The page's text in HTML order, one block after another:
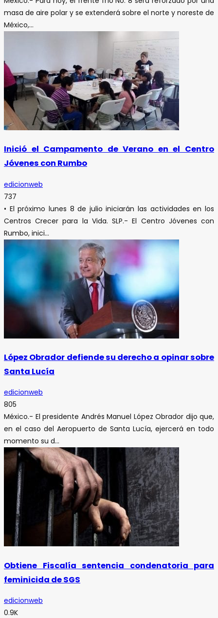
masa de aire polar y se extenderá sobre el norte y noreste de
México,...
Inició el Campamento de Verano en el Centro
Jóvenes con Rumbo
edicionweb
737
• El próximo lunes 8 de julio iniciarán las actividades en los
Centros Crecer para la Vida. SLP.- El Centro Jóvenes con
Rumbo, inici...
López Obrador defiende su derecho a opinar sobre
Santa Lucía
edicionweb
805
México.- El presidente Andrés Manuel López Obrador dijo que,
en el caso del Aeropuerto de Santa Lucía, ejercerá en todo
momento su d...
Obtiene Fiscalía sentencia condenatoria para
feminicida de SGS
edicionweb
0.9K